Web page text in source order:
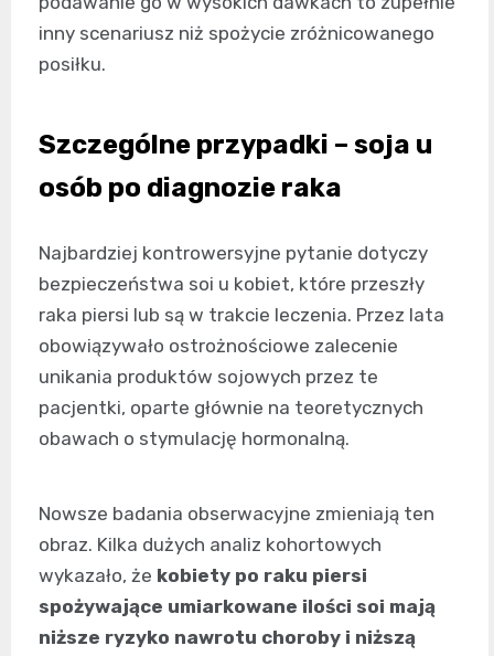
inny scenariusz niż spożycie zróżnicowanego
posiłku.
Szczególne przypadki – soja u
osób po diagnozie raka
Najbardziej kontrowersyjne pytanie dotyczy
bezpieczeństwa soi u kobiet, które przeszły
raka piersi lub są w trakcie leczenia. Przez lata
obowiązywało ostrożnościowe zalecenie
unikania produktów sojowych przez te
pacjentki, oparte głównie na teoretycznych
obawach o stymulację hormonalną.
Nowsze badania obserwacyjne zmieniają ten
obraz. Kilka dużych analiz kohortowych
wykazało, że kobiety po raku piersi
spożywające umiarkowane ilości soi mają
niższe ryzyko nawrotu choroby i niższą